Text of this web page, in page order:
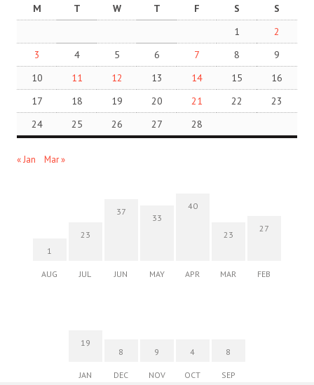
M T W T F S
S
1
2
3
4 5 6 7 8
9
10
11 12 13 14 15
16
17
18 19 20 21 22
23
24
25 26 27 28
« Jan Mar »
1
AUG
23
JUL
37
JUN
33
MAY
40
APR
23
MAR
27
FEB
19
JAN
8
DEC
9
NOV
4
OCT
8
SEP